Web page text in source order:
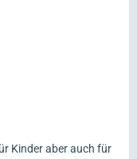
Kinder aber auch für